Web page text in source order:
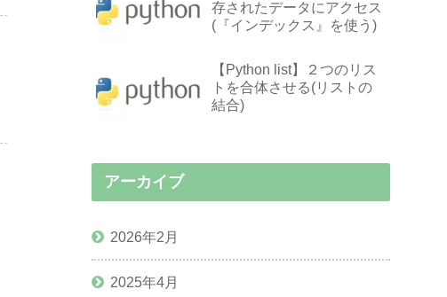
存されたデータにアクセス
(『インデックス』を使う)
【Python list】２つのリス
トを合体させる(リストの
結合)
アーカイブ
2026年2月
2025年4月